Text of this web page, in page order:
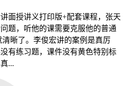
面授讲义打印版+配套课程，张天
题，听他的课需要克服他的普通
晰了。李俊宏讲的案例是真厉
有练习题，课件没有黄色特别标
...